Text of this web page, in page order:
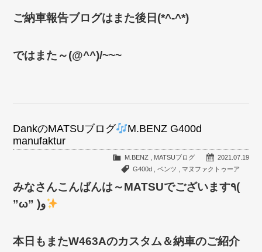
ご納車報告ブログはまた後日(*^-^*)
ではまた～(@^^)/~~~
DankのMATSUブログ
M.BENZ G400d
manufaktur
2021.07.19
M.BENZ
MATSUブログ
G400d, ベンツ マヌファクトゥーア
みなさんこんばんは～MATSUでございます٩(
”ω” )و
本日もまたW463Aのカスタム＆納車のご紹介